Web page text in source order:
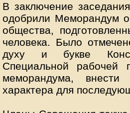
В заключение
одобрили Меморандум
общества,
человека. Было
духу и букве
Специальной рабочей
меморандума, внести
характера для